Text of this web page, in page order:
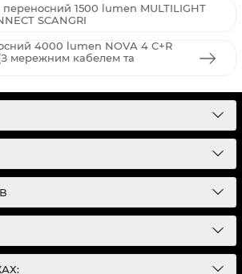
1500 lumen MULTILIGHT
SCANGRI
4000 lumen NOVA 4 C+R
мережним кабелем та